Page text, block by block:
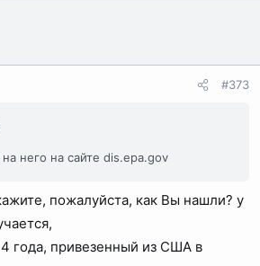
#373
него на сайте dis.epa.gov
пожалуйста, как Вы нашли? у
года, привезенный из США в